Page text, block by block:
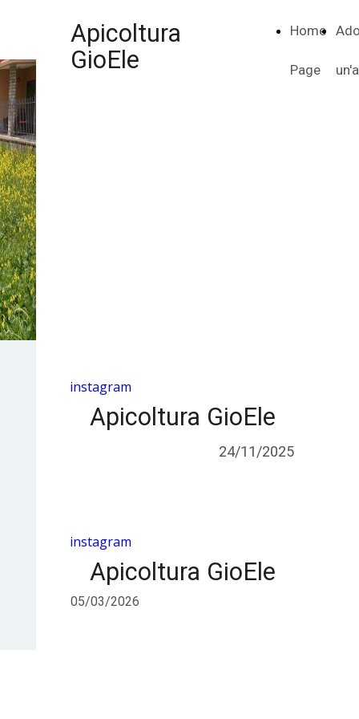
Home
Page
instagram
Apicoltura GioEle
05/03/2026
Apicoltura
GioEle
Apicoltura GioEle
instagram
24/11/2025